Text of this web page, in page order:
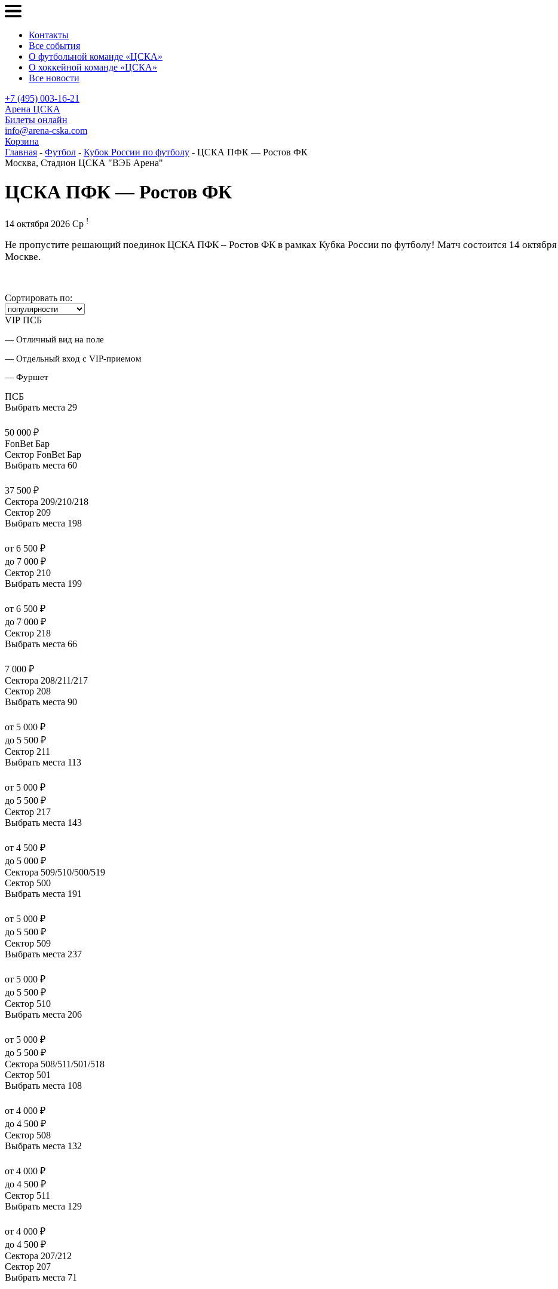
Контакты
Все события
О футбольной команде «ЦСКА»
О хоккейной команде «ЦСКА»
Все новости
+7 (495) 003-16-21
Арена ЦСКА
Билеты онлайн
info@arena-cska.com
Корзина
Главная - Футбол - Кубок России по футболу - ЦСКА ПФК — Ростов ФК
Москва, Стадион ЦСКА "ВЭБ Арена"
ЦСКА ПФК — Ростов ФК
14 октября 2026 Ср !
Не пропустите решающий поединок ЦСКА ПФК – Ростов ФК в рамках Кубка России по футболу! Матч состоится 14
Москве.
Сортировать по:
VIP ПСБ
— Отличный вид на поле
— Отдельный вход с VIP-приемом
— Фуршет
ПСБ
Выбрать места 29
50 000 ₽
FonBet Бар
Сектор FonBet Бар
Выбрать места 60
37 500 ₽
Сектора 209/210/218
Сектор 209
Выбрать места 198
от 6 500 ₽
до 7 000 ₽
Сектор 210
Выбрать места 199
от 6 500 ₽
до 7 000 ₽
Сектор 218
Выбрать места 66
7 000 ₽
Сектора 208/211/217
Сектор 208
Выбрать места 90
от 5 000 ₽
до 5 500 ₽
Сектор 211
Выбрать места 113
от 5 000 ₽
до 5 500 ₽
Сектор 217
Выбрать места 143
от 4 500 ₽
до 5 000 ₽
Сектора 509/510/500/519
Сектор 500
Выбрать места 191
от 5 000 ₽
до 5 500 ₽
Сектор 509
Выбрать места 237
от 5 000 ₽
до 5 500 ₽
Сектор 510
Выбрать места 206
от 5 000 ₽
до 5 500 ₽
Сектора 508/511/501/518
Сектор 501
Выбрать места 108
от 4 000 ₽
до 4 500 ₽
Сектор 508
Выбрать места 132
от 4 000 ₽
до 4 500 ₽
Сектор 511
Выбрать места 129
от 4 000 ₽
до 4 500 ₽
Сектора 207/212
Сектор 207
Выбрать места 71